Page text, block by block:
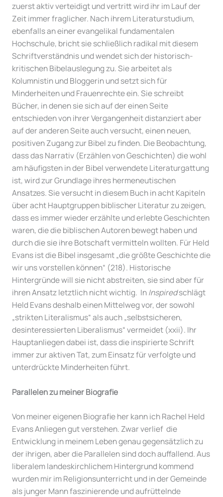
zuerst aktiv verteidigt und vertritt wird ihr im Lauf der
Zeit immer fraglicher. Nach ihrem Literaturstudium,
ebenfalls an einer evangelikal fundamentalen
Hochschule, bricht sie schließlich radikal mit diesem
Schriftverständnis und wendet sich der historisch-
kritischen Bibelauslegung zu. Sie arbeitet als
Kolumnistin und Bloggerin und setzt sich für
Minderheiten und Frauenrechte ein. Sie schreibt
Bücher, in denen sie sich auf der einen Seite
entschieden von ihrer Vergangenheit distanziert aber
auf der anderen Seite auch versucht, einen neuen,
positiven Zugang zur Bibel zu finden. Die Beobachtung,
dass das Narrativ (Erzählen von Geschichten) die wohl
am häufigsten in der Bibel verwendete Literaturgattung
ist, wird zur Grundlage ihres hermeneutischen
Ansatzes. Sie versucht in diesem Buch in acht Kapiteln
über acht Hauptgruppen biblischer Literatur zu zeigen,
dass es immer wieder erzählte und erlebte Geschichten
waren, die die biblischen Autoren bewegt haben und
durch die sie ihre Botschaft vermitteln wollten. Für Held
Evans ist die Bibel insgesamt „die größte Geschichte die
wir uns vorstellen können“ (218). Historische
Hintergründe will sie nicht abstreiten, sie sind aber für
ihren Ansatz letztlich nicht wichtig. InInspiredschlägt
Held Evans deshalb einen Mittelweg vor, der sowohl
„strikten Literalismus“ als auch „selbstsicheren,
desinteressierten Liberalismus“ vermeidet (xxii). Ihr
Hauptanliegen dabei ist, dass die inspirierte Schrift
immer zur aktiven Tat, zum Einsatz für verfolgte und
unterdrückte Minderheiten führt.
Parallelen zu meiner Biografie
Von meiner eigenen Biografie her kann ich Rachel Held
Evans Anliegen gut verstehen. Zwar verlief die
Entwicklung in meinem Leben genau gegensätzlich zu
der ihrigen, aber die Parallelen sind doch auffallend. Aus
liberalem landeskirchlichem Hintergrund kommend
wurden mir im Religionsunterricht und in der Gemeinde
als junger Mann faszinierende und aufrüttelnde